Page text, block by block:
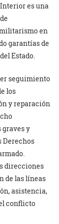
es una
en
garantías de
Estado.
seguimiento
los
y reparación
y
Derechos
direcciones
de las líneas
asistencia,
conflicto